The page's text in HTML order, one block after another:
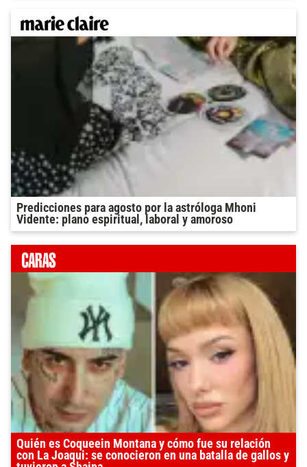
Predicciones para agosto por la astróloga Mhoni
Vidente: plano espiritual, laboral y amoroso
Quién es Coqueein Montana y cómo fue su relación
con La Joaqui: se conocieron en una batalla de gallos y